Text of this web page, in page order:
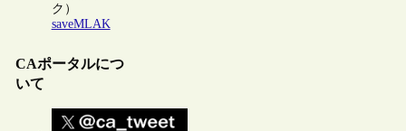
ク）
saveMLAK
CAポータルにつ
いて